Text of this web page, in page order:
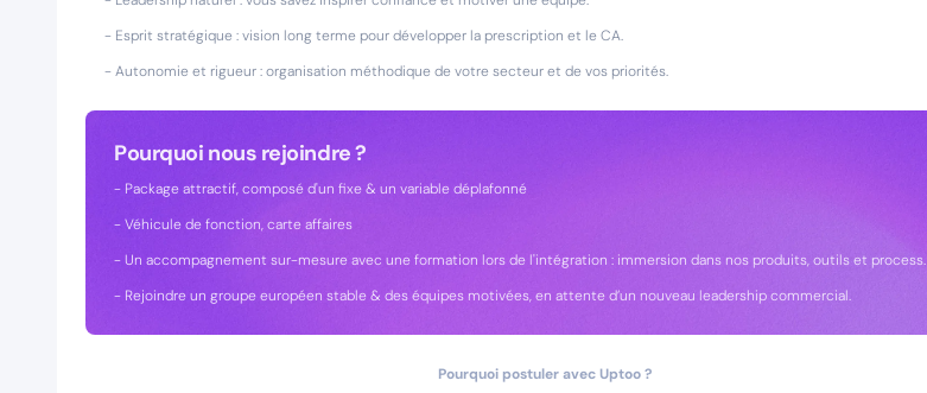
- Esprit stratégique : vision long terme pour développer la prescription et le CA.
- Autonomie et rigueur : organisation méthodique de votre secteur et de vos priorités.
Pourquoi nous rejoindre ?
- Package attractif, composé d'un fixe & un variable déplafonné
- Véhicule de fonction, carte affaires
- Un accompagnement sur-mesure avec une formation lors de l'intégration : immersion dans nos produits, outils et process.
- Rejoindre un groupe européen stable & des équipes motivées, en attente d’un nouveau leadership commercial.
Pourquoi postuler avec Uptoo ?